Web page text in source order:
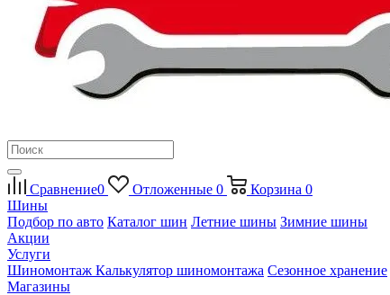
Сравнение0 Отложенные 0 Корзина 0
Шины
Подбор по авто Каталог шин Летние шины Зимние шины
Акции
Услуги
Шиномонтаж Калькулятор шиномонтажа Сезонное хранение
Магазины